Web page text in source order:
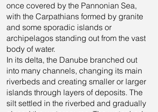
once covered by the Pannonian Sea,
with the Carpathians formed by granite
and some sporadic islands or
archipelagos standing out from the vast
body of water.
In its delta, the Danube branched out
into many channels, changing its main
riverbeds and creating smaller or larger
islands through layers of deposits. The
silt settled in the riverbed and gradually